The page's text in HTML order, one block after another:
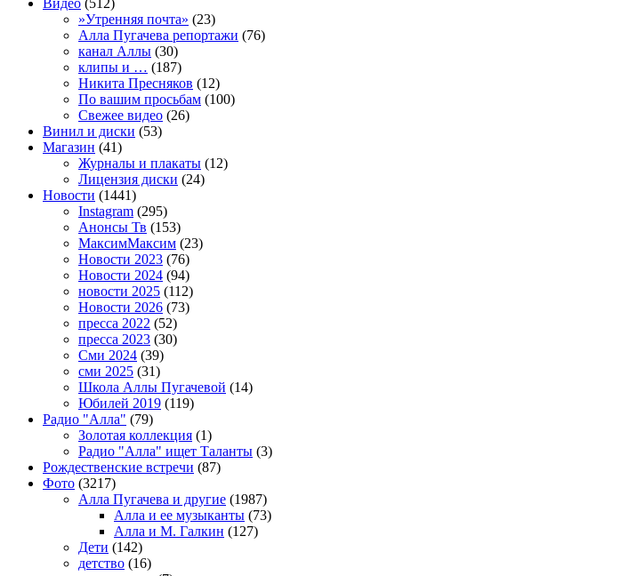
»Утренняя почта» (23)
Алла Пугачева репортажи (76)
канал Аллы (30)
клипы и … (187)
Никита Пресняков (12)
По вашим просьбам (100)
Свежее видео (26)
Винил и диски (53)
Магазин (41)
Журналы и плакаты (12)
Лицензия диски (24)
Новости (1441)
Instagram (295)
Анонсы Тв (153)
МаксимМаксим (23)
Новости 2023 (76)
Новости 2024 (94)
новости 2025 (112)
Новости 2026 (73)
пресса 2022 (52)
пресса 2023 (30)
Сми 2024 (39)
сми 2025 (31)
Школа Аллы Пугачевой (14)
Юбилей 2019 (119)
Радио "Алла" (79)
Золотая коллекция (1)
Радио "Алла" ищет Таланты (3)
Рождественские встречи (87)
Фото (3217)
Алла Пугачева и другие (1987)
Алла и ее музыканты (73)
Алла и М. Галкин (127)
Дети (142)
детство (16)